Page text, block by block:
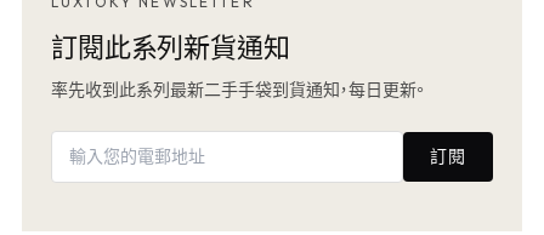
訂閱此系列新貨通知
率先收到此系列最新二手手袋到貨通知，每日更新。
訂閱